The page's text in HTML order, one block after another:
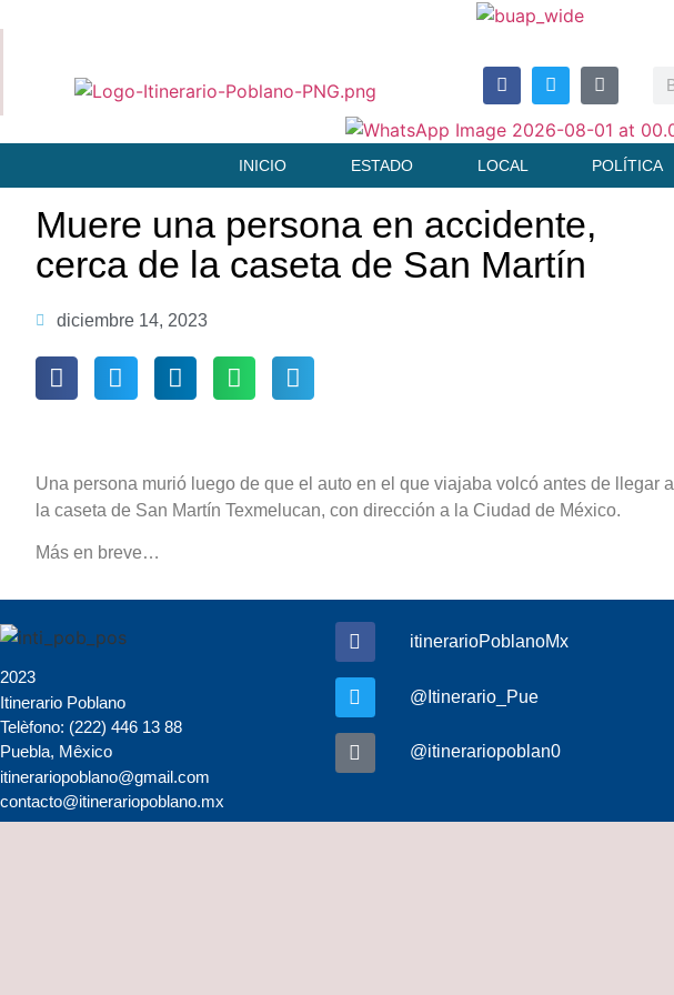
INICIO ESTADO LOCAL POLÍTICA
Muere una persona en accidente,
cerca de la caseta de San Martín
diciembre 14, 2023
Una persona murió luego de que el auto en el que viajaba volcó antes de llegar a
la caseta de San Martín Texmelucan, con dirección a la Ciudad de México.
Más en breve…
2023
Itinerario Poblano
Telèfono: (222) 446 13 88
Puebla, Mêxico
itinerariopoblano@gmail.com
contacto@itinerariopoblano.mx
itinerarioPoblanoMx
@Itinerario_Pue
@itinerariopoblan0